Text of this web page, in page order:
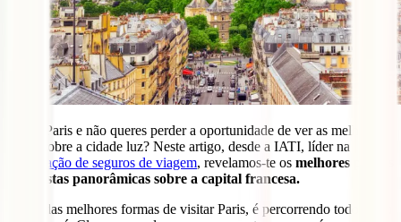
Vais a Paris e não queres perder a oportunidade de ver as melhores
vistas sobre a cidade luz? Neste artigo, desde a IATI, líder na
contratação de seguros de viagem, revelamos-te os melhores pontos
com vistas panorâmicas sobre a capital francesa.
Umas das melhores formas de visitar Paris, é percorrendo todo o seu